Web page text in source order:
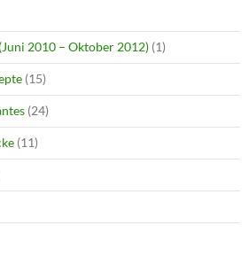
2010 – Oktober 2012) (1)
(15)
(24)
(11)